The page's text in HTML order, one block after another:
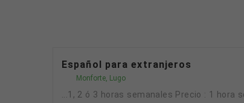
Español para extranjeros
Monforte, Lugo
...1, 2 ó 3 horas semanales Precio : 1 hora semanal - 80€/mes - 2 horas semanales- 100€/mes - 3 horas semanales- 130€/mes Material de estudio